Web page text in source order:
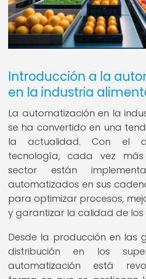
Introducción a la
en la industria
La automatización en la
se ha convertido en una
la actualidad. Con el
tecnología, cada vez
sector están
automatizados en sus
para optimizar procesos,
y garantizar la calidad de los
Desde la producción en las
distribución en los
automatización está